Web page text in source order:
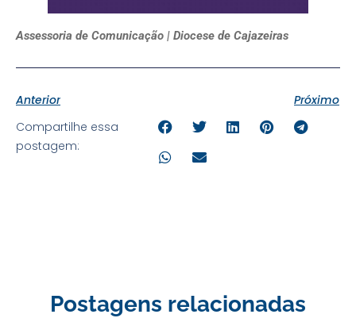
Assessoria de Comunicação | Diocese de Cajazeiras
Anterior
Próximo
Compartilhe essa
postagem:
Postagens relacionadas